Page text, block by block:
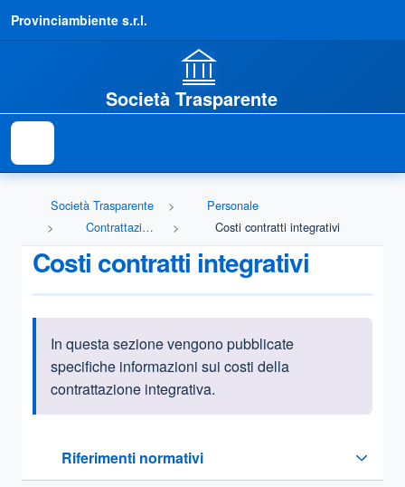
Provinciambiente s.r.l.
Società Trasparente
Società Trasparente
Personale
Contrattazione integrativa
Costi contratti integrativi
Costi contratti integrativi
Informazioni introduttive
In questa sezione vengono pubblicate
specifiche informazioni sui costi della
contrattazione integrativa.
Riferimenti normativi
Sezione compressa